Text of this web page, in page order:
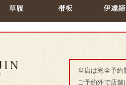
当店は完全予
ご予約外で店